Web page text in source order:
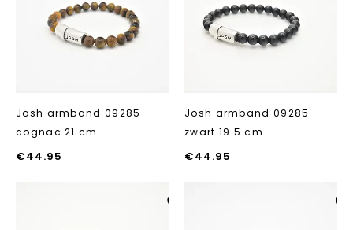
Josh armband 09285
cognac 21 cm
€44.95
Josh armband 09285
zwart 19.5 cm
€44.95